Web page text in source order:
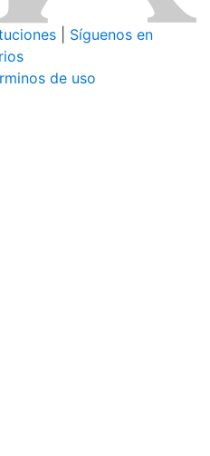
Síguenos en
de uso